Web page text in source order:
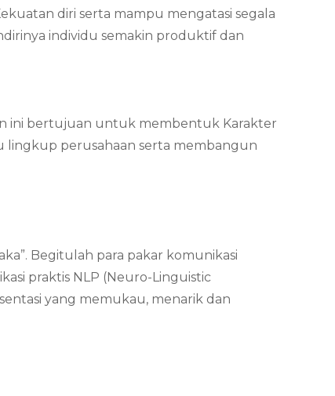
diri serta mampu mengatasi segala
individu semakin produktif dan
ini bertujuan untuk membentuk Karakter
lingkup perusahaan serta membangun
Begitulah para pakar komunikasi
praktis NLP (Neuro-Linguistic
yang memukau, menarik dan